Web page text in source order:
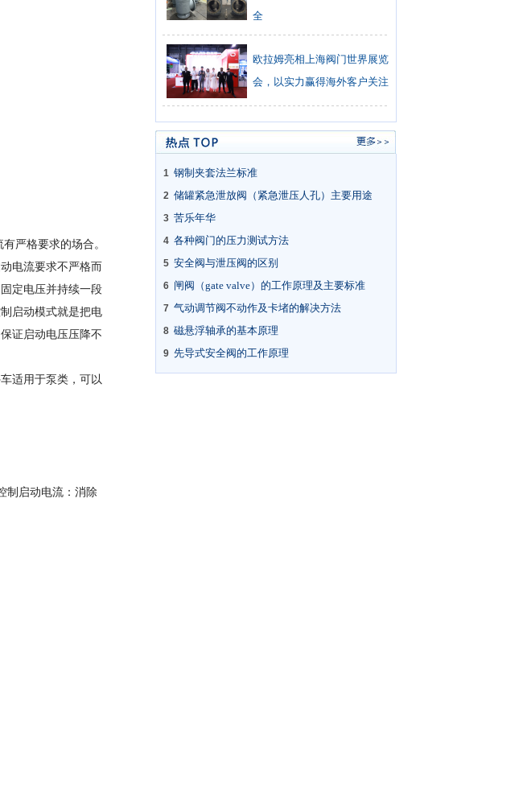
严格要求的场合。
电流要求不严格而
定电压并持续一段
启动模式就是把电
证启动电压压降不
适用于泵类，可以
启动电流：消除
全
欧拉姆亮相上海阀门世界展览
会，以实力赢得海外客户关注
1 钢制夹套法兰标准
2 储罐紧急泄放阀（紧急泄压人孔）主要用途
3 苦乐年华
4 各种阀门的压力测试方法
5 安全阀与泄压阀的区别
6 闸阀（gate valve）的工作原理及主要标准
7 气动调节阀不动作及卡堵的解决方法
8 磁悬浮轴承的基本原理
9 先导式安全阀的工作原理